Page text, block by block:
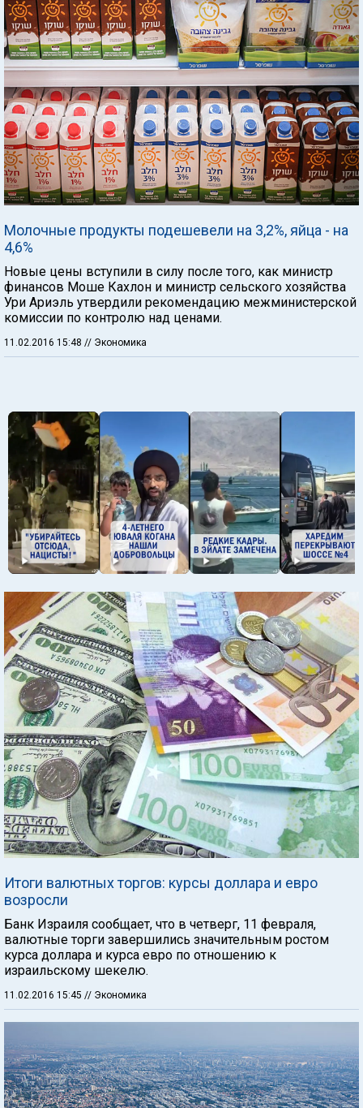
Молочные продукты подешевели на 3,2%, яйца - на
4,6%
Новые цены вступили в силу после того, как министр
финансов Моше Кахлон и министр сельского хозяйства
Ури Ариэль утвердили рекомендацию межминистерской
комиссии по контролю над ценами.
11.02.2016 15:48 // Экономика
Итоги валютных торгов: курсы доллара и евро
возросли
Банк Израиля сообщает, что в четверг, 11 февраля,
валютные торги завершились значительным ростом
курса доллара и курса евро по отношению к
израильскому шекелю.
11.02.2016 15:45 // Экономика